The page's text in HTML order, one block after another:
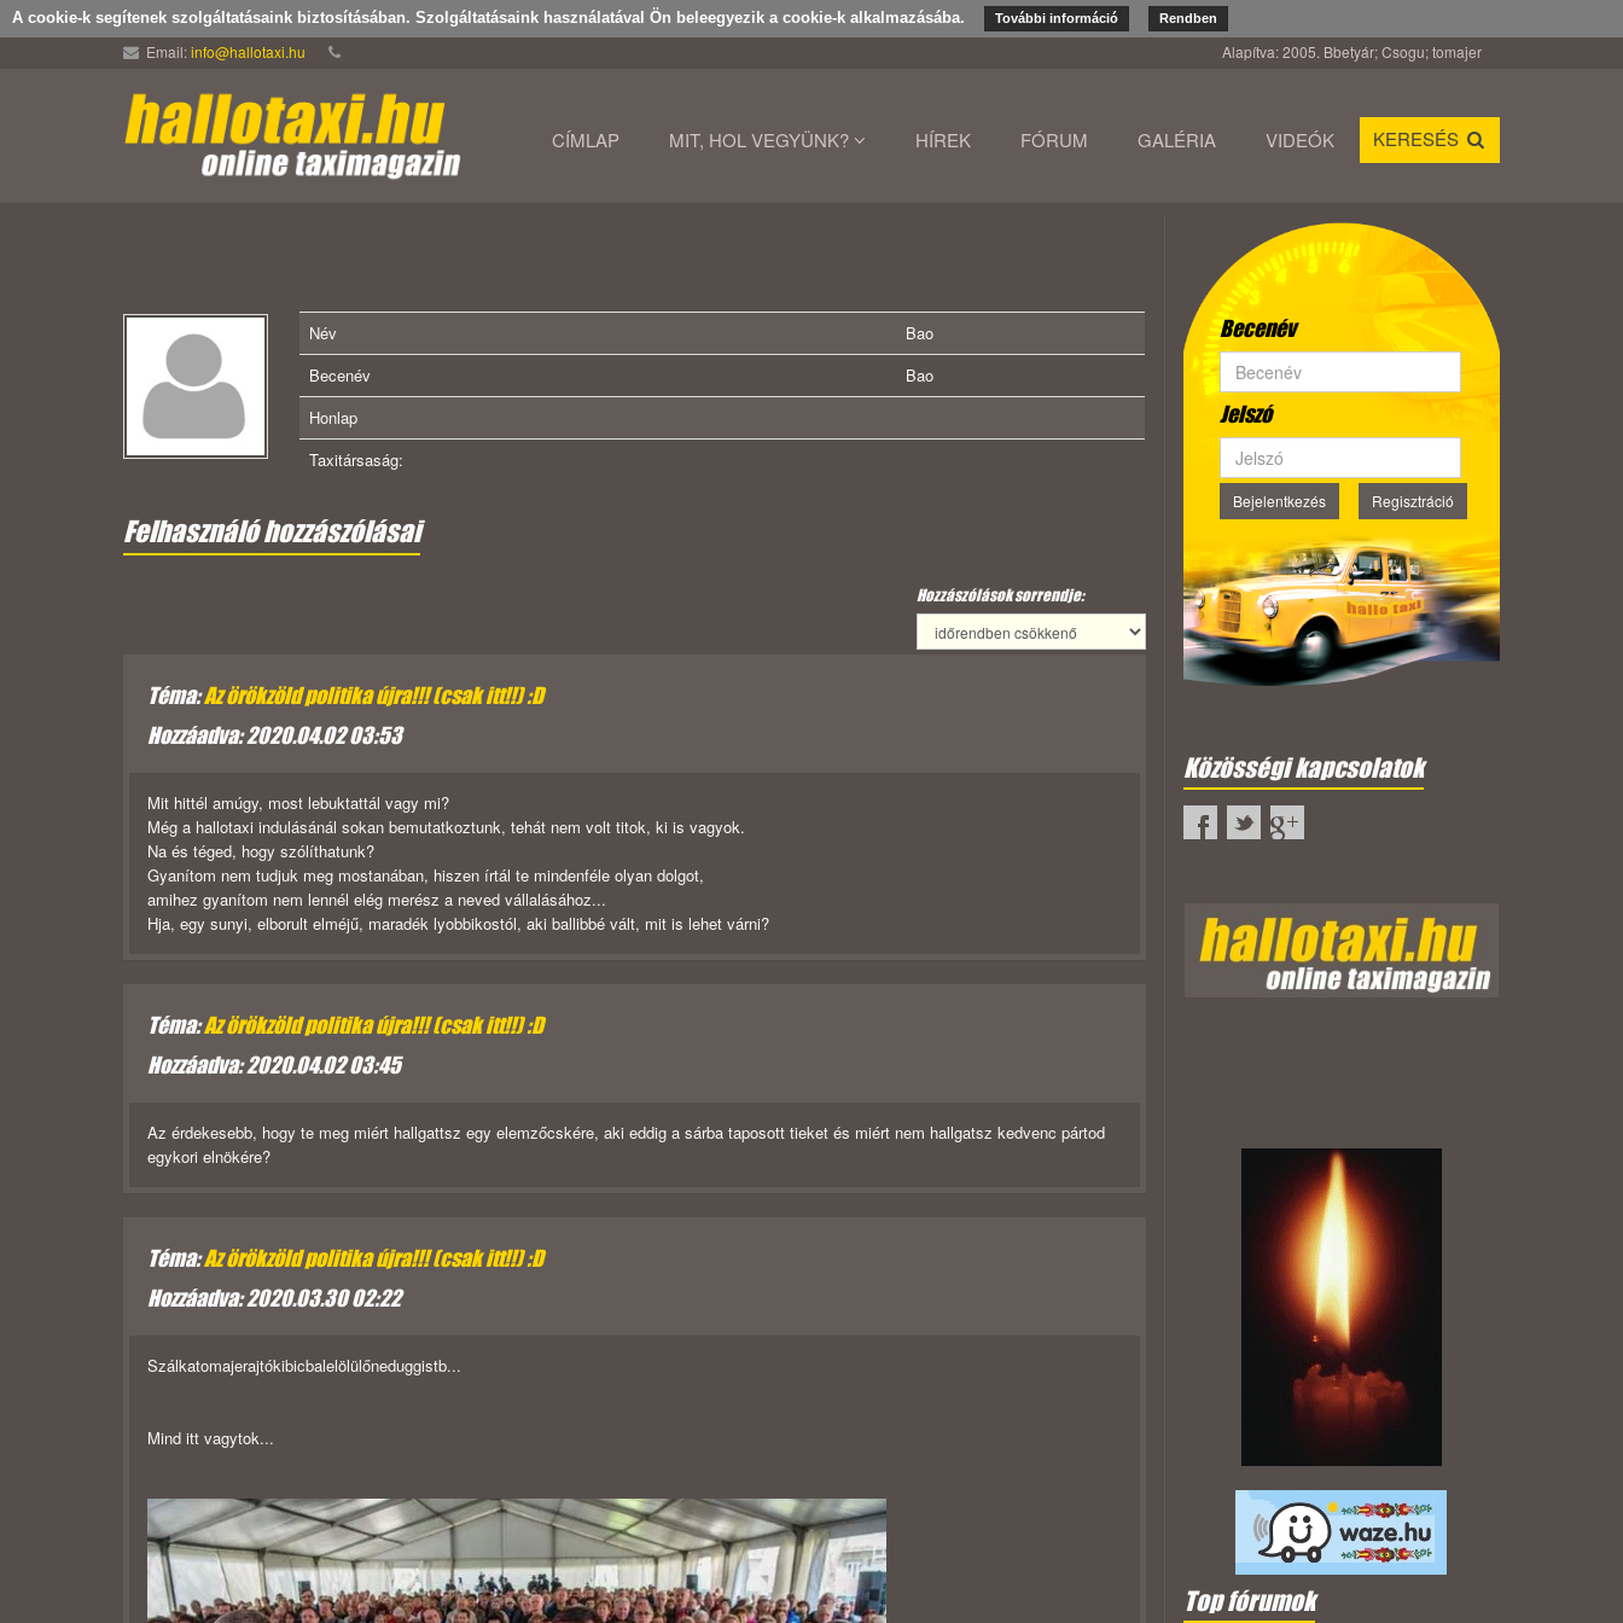
A cookie-k segítenek szolgáltatásaink biztosításában. Szolgáltatásaink használatával Ön beleegyezik a cookie-k alkalmazásába. További információ Rendben
Email:info@hallotaxi.hu Alapítva: 2005. Bbetyár; Csogu; tomajer
CÍMLAP MIT, HOL VEGYÜNK? HÍREK FÓRUM GALÉRIA VIDEÓK KERESÉS
Név
Bao
Becenév
Bao
Honlap
Taxitársaság:
Felhasználó hozzászólásai
Hozzászólások sorrendje:
Téma:Az örökzöld politika újra!!! (csak itt!!) :D
Hozzáadva: 2020.04.02 03:53
Mit hittél amúgy, most lebuktattál vagy mi?
Még a hallotaxi indulásánál sokan bemutatkoztunk, tehát nem volt titok, ki is vagyok.
Na és téged, hogy szólíthatunk?
Gyanítom nem tudjuk meg mostanában, hiszen írtál te mindenféle olyan dolgot,
amihez gyanítom nem lennél elég merész a neved vállalásához...
Hja, egy sunyi, elborult elméjű, maradék lyobbikostól, aki ballibbé vált, mit is lehet várni?
Téma:Az örökzöld politika újra!!! (csak itt!!) :D
Hozzáadva: 2020.04.02 03:45
Az érdekesebb, hogy te meg miért hallgattsz egy elemzőcskére, aki eddig a sárba taposott tieket és miért nem hallgatsz kedvenc pártod
egykori elnökére?
Téma:Az örökzöld politika újra!!! (csak itt!!) :D
Hozzáadva: 2020.03.30 02:22
Szálkatomajerajtókibicbalelölülőneduggistb...
Mind itt vagytok...
Becenév
Jelszó
Bejelentkezés Regisztráció
Közösségi kapcsolatok
Top fórumok